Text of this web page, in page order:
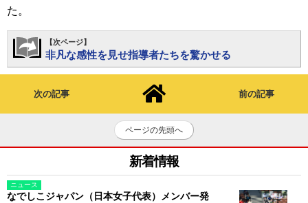
た。
【次ページ】
非凡な感性を見せ指導者たちを驚かせる
次の記事 前の記事
ページの先頭へ
新着情報
ニュース
なでしこジャパン（日本女子代表）メンバー発